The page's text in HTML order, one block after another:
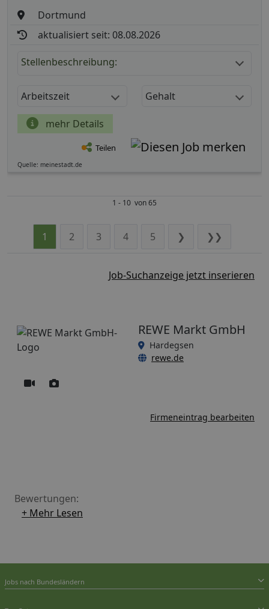
Dortmund
aktualisiert seit: 08.08.2026
Stellenbeschreibung:
Arbeitszeit Gehalt
mehr Details
Teilen
Quelle: meinestadt.de
1 - 10 von 65
1 2 3 4 5 ❯ ❯❯
Job-Suchanzeige jetzt inserieren
REWE Markt GmbH
Hardegsen
rewe.de
Firmeneintrag bearbeiten
Bewertungen:
+ Mehr Lesen
Jobs nach Bundesländern